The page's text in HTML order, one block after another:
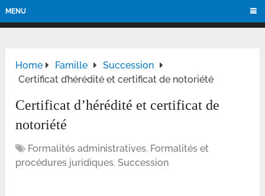
MENU
Home Famille
Succession
Certificat d’hérédité et certificat de notoriété
Certificat d’hérédité et certificat de
notoriété
Formalités administratives, Formalités et
procédures juridiques,Succession